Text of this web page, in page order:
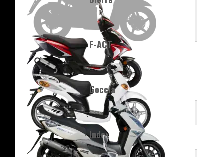
F-ACT
Goccia
Index